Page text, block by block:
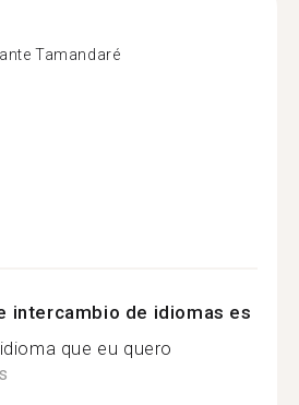
Tamandaré
intercambio de idiomas es
que eu quero